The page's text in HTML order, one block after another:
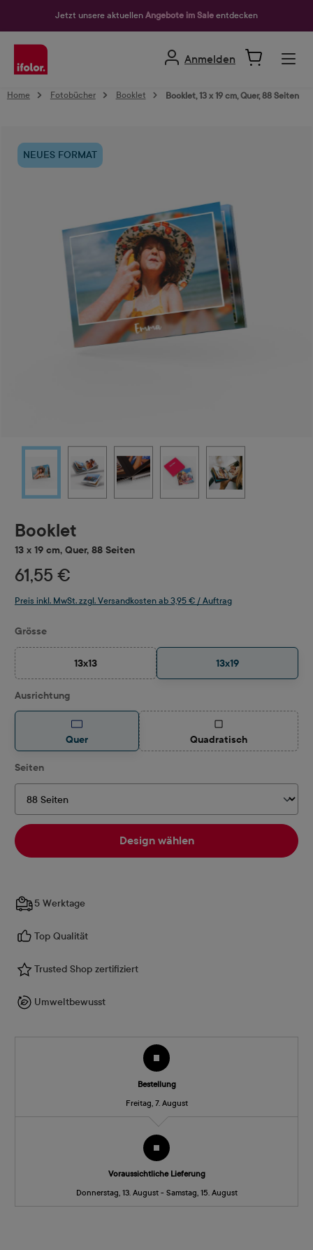
Jetzt unsere aktuellen Angebote im Sale entdecken
Anmelden
Home Fotobücher Booklet Booklet, 13 x 19 cm, Quer, 88 Seiten
NEUES FORMAT
Booklet
13 x 19 cm, Quer, 88 Seiten
61,55 €
Preis inkl. MwSt. zzgl. Versandkosten ab 3,95 € / Auftrag
Grösseauswählen
13x13
(Diese Option ist zurzeit nicht verfügbar.)
13x19
Ausrichtungauswählen
Quer Quadratisch(Diese Option ist
Seitenauswählen
Design wählen
5 Werktage
Top Qualität
Trusted Shop zertifiziert
Umweltbewusst
Bestellung
Freitag, 7. August
Voraussichtliche Lieferung
Donnerstag, 13. August - Samstag, 15. August